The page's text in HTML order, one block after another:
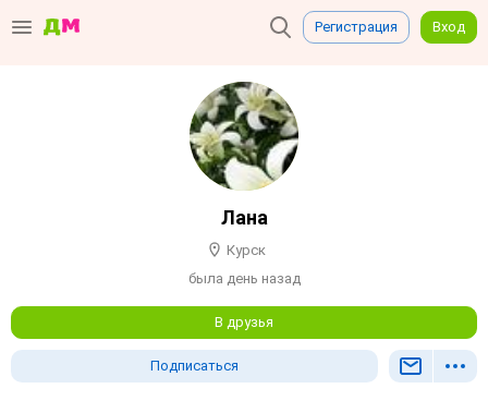
Регистрация Вход
Лана
Курск
была день назад
В друзья
Подписаться